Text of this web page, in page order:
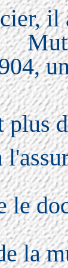
il
le
la